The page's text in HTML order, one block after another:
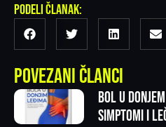
Podeli članak:
Povezani članci
Bol u
simptomi i